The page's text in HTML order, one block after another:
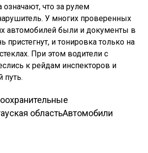
означают, что за рулем
У многих проверенных
автомобилей были и документы в
пристегнут, и тонировка только на
При этом водители с
к рейдам инспекторов и
путь.
областьАвтомобили